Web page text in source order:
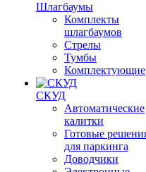
Шлагбаумы
Комплекты
шлагбаумов
Стрелы
Тумбы
Комплектующие
СКУД
Автоматические
калитки
Готовые
для паркинга
Доводчики